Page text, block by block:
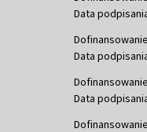
Data
Data
Data